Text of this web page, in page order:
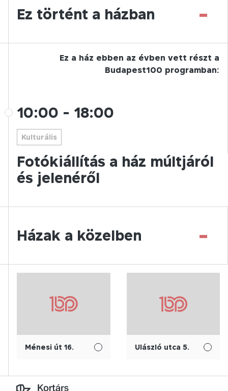
Ez történt a házban -
Ez a ház ebben az évben vett részt a
Budapest100 programban:
10:00 - 18:00
Kulturális
Fotókiállítás a ház múltjáról
és jelenéről
Házak a közelben -
Ménesi út 16. Ulászló utca 5.